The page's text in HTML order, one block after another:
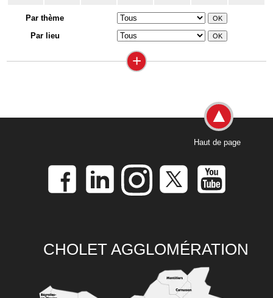
Par thème
Par lieu
+
Haut de page
CHOLET AGGLOMÉRATION